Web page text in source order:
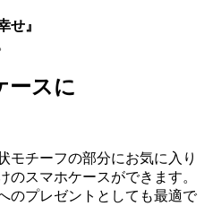
せ』
ースに
モチーフの部分にお気に入り
のスマホケースができます。
のプレゼントとしても最適で